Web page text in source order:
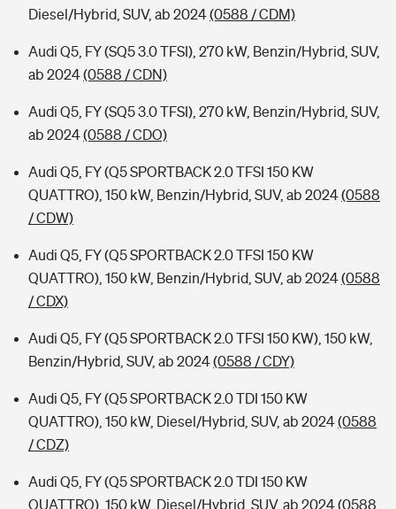
Diesel/Hybrid, SUV, ab 2024(0588 / CDM)
Audi Q5, FY (SQ5 3.0 TFSI), 270 kW, Benzin/Hybrid, SUV,
ab 2024(0588 / CDN)
Audi Q5, FY (SQ5 3.0 TFSI), 270 kW, Benzin/Hybrid, SUV,
ab 2024(0588 / CDO)
Audi Q5, FY (Q5 SPORTBACK 2.0 TFSI 150 KW
QUATTRO), 150 kW, Benzin/Hybrid, SUV, ab 2024(0588
/ CDW)
Audi Q5, FY (Q5 SPORTBACK 2.0 TFSI 150 KW
QUATTRO), 150 kW, Benzin/Hybrid, SUV, ab 2024(0588
/ CDX)
Audi Q5, FY (Q5 SPORTBACK 2.0 TFSI 150 KW), 150 kW,
Benzin/Hybrid, SUV, ab 2024(0588 / CDY)
Audi Q5, FY (Q5 SPORTBACK 2.0 TDI 150 KW
QUATTRO), 150 kW, Diesel/Hybrid, SUV, ab 2024(0588
/ CDZ)
Audi Q5, FY (Q5 SPORTBACK 2.0 TDI 150 KW
QUATTRO), 150 kW, Diesel/Hybrid, SUV, ab 2024(0588